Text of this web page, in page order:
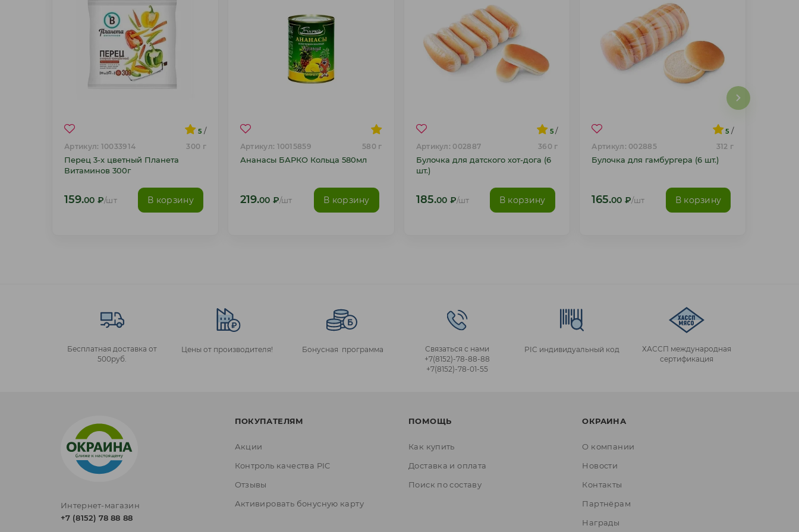
5 /
Артикул: 10033914 300 г
Перец 3-х цветный Планета
Витаминов 300г
159.00 ₽/шт В корзину
Артикул: 10015859 580 г
Ананасы БАРКО Кольца 580мл
219.00 ₽/шт В корзину
5 /
Артикул: 002887 360 г
Булочка для датского хот-дога (6
шт.)
185.00 ₽/шт В корзину
5 /
Артикул: 002885 312 г
Булочка для гамбургера (6 шт.)
165.00 ₽/шт В корзину
Бесплатная доставка от
500руб.
Цены от производителя! Бонусная программа
Связаться с нами
+7(8152)‑78‑88‑88
+7(8152)‑78‑01‑55
PIC индивидуальный код
ХАССП международная
сертификация
Интернет-магазин
+7 (8152) 78 88 88
ПОКУПАТЕЛЯМ
Акции
Контроль качества PIC
Отзывы
Активировать бонусную карту
ПОМОЩЬ
Как купить
Доставка и оплата
Поиск по составу
ОКРАИНА
О компании
Новости
Контакты
Партнёрам
Награды